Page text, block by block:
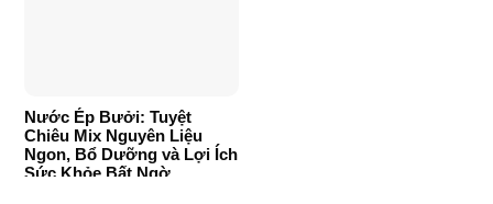
Nước Ép Bưởi: Tuyệt
Chiêu Mix Nguyên Liệu
Ngon, Bổ Dưỡng và Lợi Ích
Sức Khỏe Bất Ngờ